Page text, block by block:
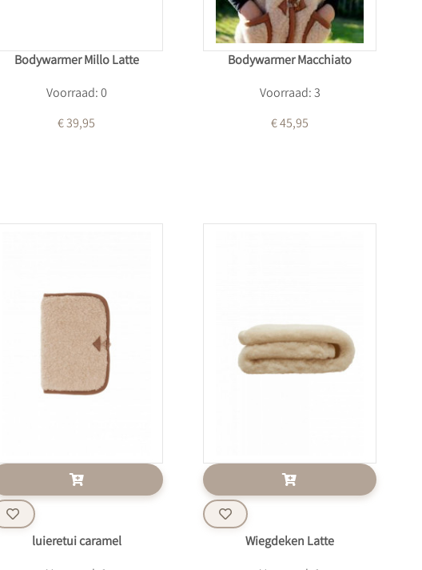
Bodywarmer Millo Latte
Voorraad: 0
€ 39,95
Bodywarmer Macchiato
Voorraad: 3
€ 45,95
luieretui caramel
Wiegdeken Latte